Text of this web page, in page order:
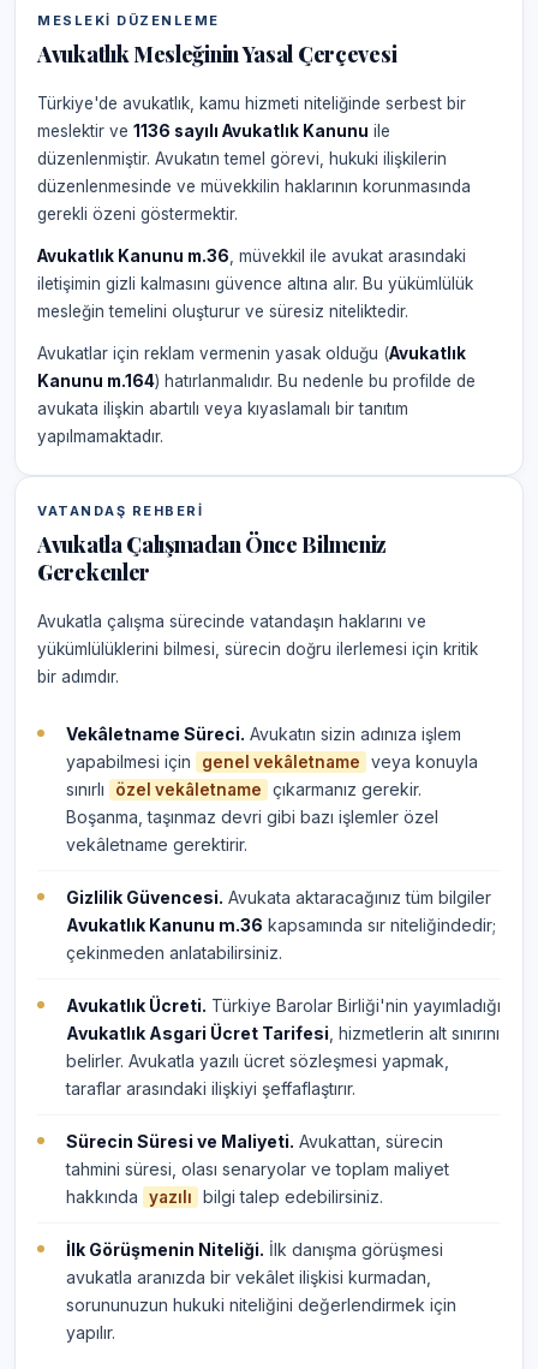
MESLEKI DÜZENLEME
Avukatlık Mesleğinin Yasal Çerçevesi
Türkiye'de avukatlık, kamu hizmeti niteliğinde serbest bir
meslektir ve 1136 sayılı Avukatlık Kanunu ile
düzenlenmiştir. Avukatın temel görevi, hukuki ilişkilerin
düzenlenmesinde ve müvekkilin haklarının korunmasında
gerekli özeni göstermektir.
Avukatlık Kanunu m.36 , müvekkil ile avukat arasındaki
iletişimin gizli kalmasını güvence altına alır. Bu yükümlülük
mesleğin temelini oluşturur ve süresiz niteliktedir.
Avukatlar için reklam vermenin yasak olduğu (Avukatlık
Kanunu m.164) hatırlanmalıdır. Bu nedenle bu profilde de
avukata ilişkin abartılı veya kıyaslamalı bir tanıtım
yapılmamaktadır.
VATANDAŞ REHBERI
Avukatla Çalışmadan Önce Bilmeniz
Gerekenler
Avukatla çalışma sürecinde vatandaşın haklarını ve
yükümlülüklerini bilmesi, sürecin doğru ilerlemesi için kritik
bir adımdır.
Vekâletname Süreci. Avukatın sizin adınıza işlem
yapabilmesi için
genel vekâletname
veya konuyla
sınırlı
özel vekâletname
çıkarmanız gerekir.
Boşanma, taşınmaz devri gibi bazı işlemler özel
vekâletname gerektirir.
Gizlilik Güvencesi. Avukata aktaracağınız tüm bilgiler
Avukatlık Kanunu m.36 kapsamında sır niteliğindedir;
çekinmeden anlatabilirsiniz.
Avukatlık Ücreti. Türkiye Barolar Birliği'nin yayımladığı
Avukatlık Asgari Ücret Tarifesi , hizmetlerin alt sınırını
belirler. Avukatla yazılı ücret sözleşmesi yapmak,
taraflar arasındaki ilişkiyi şeffaflaştırır.
Sürecin Süresi ve Maliyeti. Avukattan, sürecin
tahmini süresi, olası senaryolar ve toplam maliyet
hakkında
yazılı bilgi talep edebilirsiniz.
İlk Görüşmenin Niteliği. İlk danışma görüşmesi
avukatla aranızda bir vekâlet ilişkisi kurmadan,
sorununuzun hukuki niteliğini değerlendirmek için
yapılır.